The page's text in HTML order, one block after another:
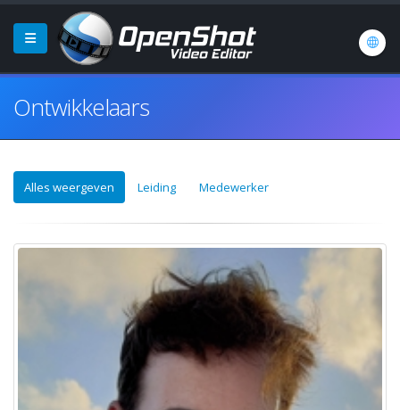
Ontwikkelaars
Alles weergeven Leiding Medewerker